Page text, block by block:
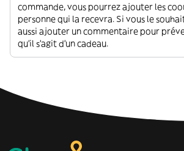
commande, vous pourrez ajouter les
personne qui la recevra. Si vous le
aussi ajouter un commentaire pour
qu'il s'agit d'un cadeau.